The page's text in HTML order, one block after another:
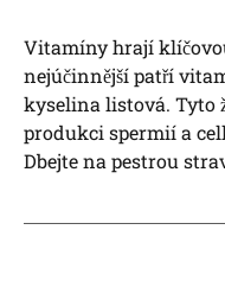
Vitamíny hrají
nejúčinnější patří
kyselina listová. Tyto
produkci spermií a
Dbejte na pestrou